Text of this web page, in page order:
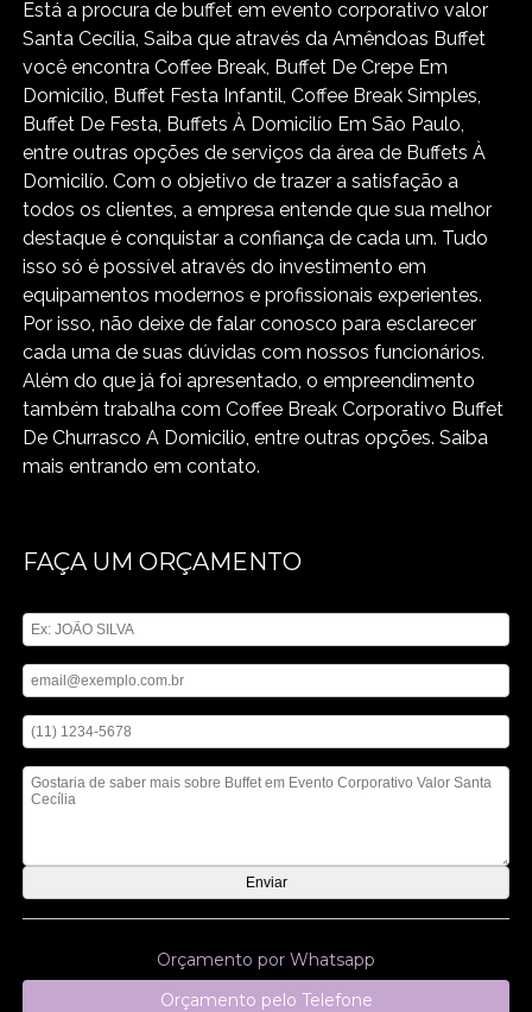
Está a procura de buffet em evento corporativo valor
Santa Cecília, Saiba que através da Amêndoas Buffet
você encontra Coffee Break, Buffet De Crepe Em
Domicílio, Buffet Festa Infantil, Coffee Break Simples,
Buffet De Festa, Buffets À Domicilío Em São Paulo,
entre outras opções de serviços da área de Buffets À
Domicilío. Com o objetivo de trazer a satisfação a
todos os clientes, a empresa entende que sua melhor
destaque é conquistar a confiança de cada um. Tudo
isso só é possível através do investimento em
equipamentos modernos e profissionais experientes.
Por isso, não deixe de falar conosco para esclarecer
cada uma de suas dúvidas com nossos funcionários.
Além do que já foi apresentado, o empreendimento
também trabalha com Coffee Break Corporativo Buffet
De Churrasco A Domicilio, entre outras opções. Saiba
mais entrando em contato.
FAÇA UM ORÇAMENTO
Orçamento por Whatsapp
Orçamento pelo Telefone